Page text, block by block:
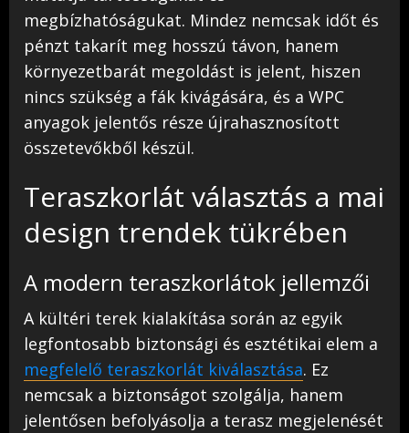
megbízhatóságukat. Mindez nemcsak időt és
pénzt takarít meg hosszú távon, hanem
környezetbarát megoldást is jelent, hiszen
nincs szükség a fák kivágására, és a WPC
anyagok jelentős része újrahasznosított
összetevőkből készül.
Teraszkorlát választás a mai
design trendek tükrében
A modern teraszkorlátok jellemzői
A kültéri terek kialakítása során az egyik
legfontosabb biztonsági és esztétikai elem a
megfelelő teraszkorlát kiválasztása. Ez
nemcsak a biztonságot szolgálja, hanem
jelentősen befolyásolja a terasz megjelenését